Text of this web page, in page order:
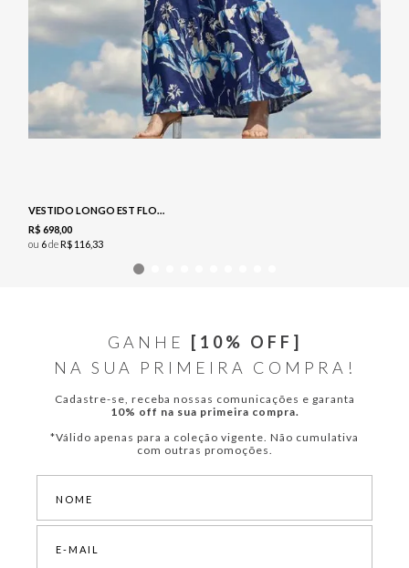
VESTIDO LONGO EST FLORAL - NAVY
R$ 69800
ou 6deR$ 11633
GANHE
[10% OFF]
NA SUA PRIMEIRA COMPRA!
Cadastre-se, receba nossas comunicações e garanta
10% off na sua primeira compra.
*Válido apenas para a coleção vigente. Não cumulativa
com outras promoções.